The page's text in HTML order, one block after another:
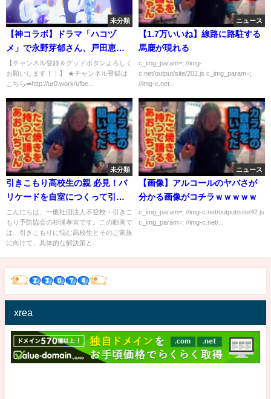
未分類
【神コラボ】ドラマ「ハコヅ
メ」で永野芽郁さん、戸田恵梨
香さんと共演でまさかのナン
パ！？
【チャンネル登録＆グッドボタンよろしく
お願いします！！】 ★チャンネル登録は
こちら➡︎http://ur0.work/ufbe...
ニュース
【1.7万いいね】線路に路駐する
馬鹿が現れる
c_img_param=; //img-
c.net/output/site/202.js c_img_param=;
//img-c.net...
未分類
引きこもり高校生の親 必見！バ
リケードを自室につくって引き
こもる
こんにちは、一般社団法人不登校・引きこ
もり予防協会の杉浦孝宣です。この動画で
は、引きこもりに悩む高校生とそのご家族
に向けて、具体的な解決策と...
ニュース
【画像】アルコールのヤバさが
分かる画像がコチラｗｗｗｗｗ
c_img_param=; //img-c.net/output/site/42.js
c_img_param=; //img-c.net/...
xrea